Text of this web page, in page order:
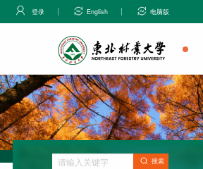
登录 English 电脑版
搜索